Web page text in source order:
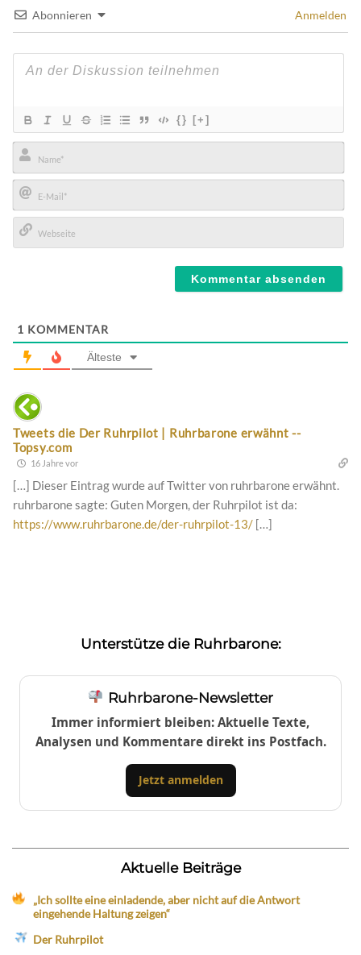
Abonnieren Anmelden
{} [+]
Name*
E-
Mail*
1 KOMMENTAR
Älteste
Tweets die Der Ruhrpilot | Ruhrbarone erwähnt --
Topsy.com
16 Jahre vor
[…] Dieser Eintrag wurde auf Twitter von ruhrbarone erwähnt.
ruhrbarone sagte: Guten Morgen, der Ruhrpilot ist da:
https://www.ruhrbarone.de/der-ruhrpilot-13/ […]
Unterstütze die Ruhrbarone:
Ruhrbarone-Newsletter
Immer informiert bleiben: Aktuelle Texte,
Analysen und Kommentare direkt ins Postfach.
Jetzt anmelden
Aktuelle Beiträge
„Ich sollte eine einladende, aber nicht auf die Antwort
eingehende Haltung zeigen“
Der Ruhrpilot